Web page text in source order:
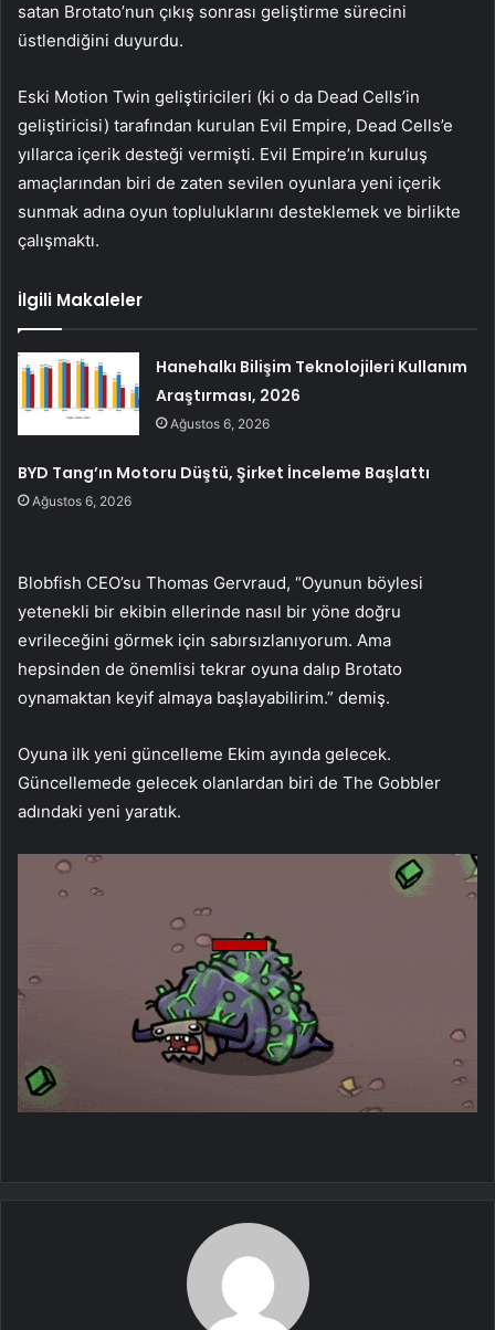
satan Brotato’nun çıkış sonrası geliştirme sürecini
üstlendiğini duyurdu.
Eski Motion Twin geliştiricileri (ki o da Dead Cells’in
geliştiricisi) tarafından kurulan Evil Empire, Dead Cells’e
yıllarca içerik desteği vermişti. Evil Empire’ın kuruluş
amaçlarından biri de zaten sevilen oyunlara yeni içerik
sunmak adına oyun topluluklarını desteklemek ve birlikte
çalışmaktı.
İlgili Makaleler
Hanehalkı Bilişim Teknolojileri Kullanım
Araştırması, 2026
Ağustos 6, 2026
BYD Tang’ın Motoru Düştü, Şirket İnceleme Başlattı
Ağustos 6, 2026
Blobfish CEO’su Thomas Gervraud, “Oyunun böylesi
yetenekli bir ekibin ellerinde nasıl bir yöne doğru
evrileceğini görmek için sabırsızlanıyorum. Ama
hepsinden de önemlisi tekrar oyuna dalıp Brotato
oynamaktan keyif almaya başlayabilirim.” demiş.
Oyuna ilk yeni güncelleme Ekim ayında gelecek.
Güncellemede gelecek olanlardan biri de The Gobbler
adındaki yeni yaratık.